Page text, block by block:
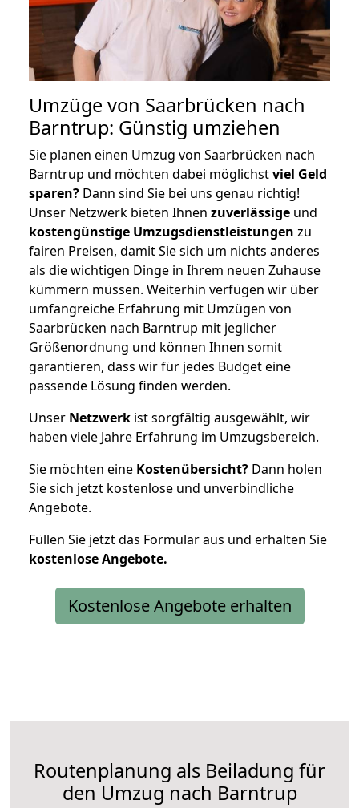
Umzüge von Saarbrücken nach
Barntrup: Günstig umziehen
Sie planen einen Umzug von Saarbrücken nach
Barntrup und möchten dabei möglichstviel Geld
sparen? Dann sind Sie bei uns genau richtig!
Unser Netzwerk bieten Ihnen zuverlässige und
kostengünstige Umzugsdienstleistungen zu
fairen Preisen, damit Sie sich um nichts anderes
als die wichtigen Dinge in Ihrem neuen Zuhause
kümmern müssen. Weiterhin verfügen wir über
umfangreiche Erfahrung mit Umzügen von
Saarbrücken nach Barntrup mit jeglicher
Größenordnung und können Ihnen somit
garantieren, dass wir für jedes Budget eine
passende Lösung finden werden.
Unser Netzwerk ist sorgfältig ausgewählt, wir
haben viele Jahre Erfahrung im Umzugsbereich.
Sie möchten eine Kostenübersicht? Dann holen
Sie sich jetzt kostenlose und unverbindliche
Angebote.
Füllen Sie jetzt das Formular aus und erhalten Sie
kostenloseAngebote.
Kostenlose Angebote erhalten
Routenplanung als Beiladung für
den Umzug nach Barntrup